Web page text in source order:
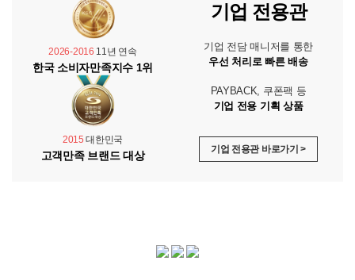
2026-2016 11년 연속
한국 소비자만족지수 1위
2015 대한민국
고객만족 브랜드 대상
기업 전용관
기업 전담 매니저를 통한
우선 처리로 빠른 배송
PAYBACK, 쿠폰팩 등
기업 전용 기획 상품
기업 전용관 바로가기 >